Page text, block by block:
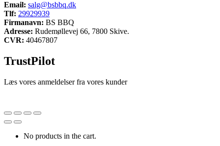
Email: salg@bsbbq.dk
Tlf: 29929939
Firmanavn: BS BBQ
Adresse: Rudemøllevej 66, 7800 Skive.
CVR: 40467807
TrustPilot
Læs vores anmeldelser fra vores kunder
No products in the cart.